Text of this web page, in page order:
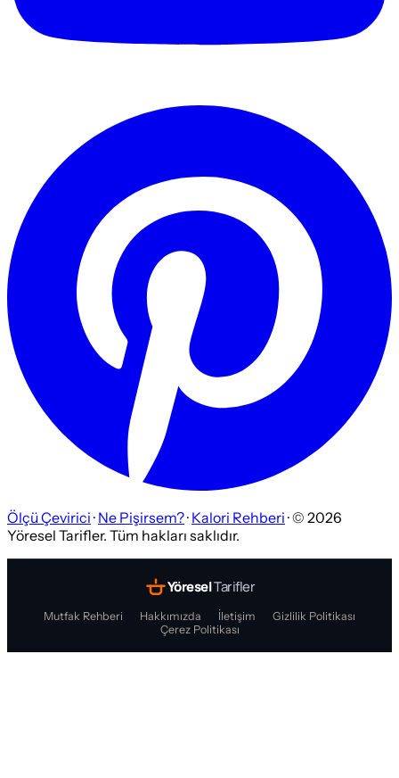
Ölçü Çevirici · Ne Pişirsem?· Kalori Rehberi · © 2026
Yöresel Tarifler. Tüm hakları saklıdır.
YöreselTarifler
Mutfak Rehberi Hakkımızda İletişim
Gizlilik Politikası
Çerez Politikası